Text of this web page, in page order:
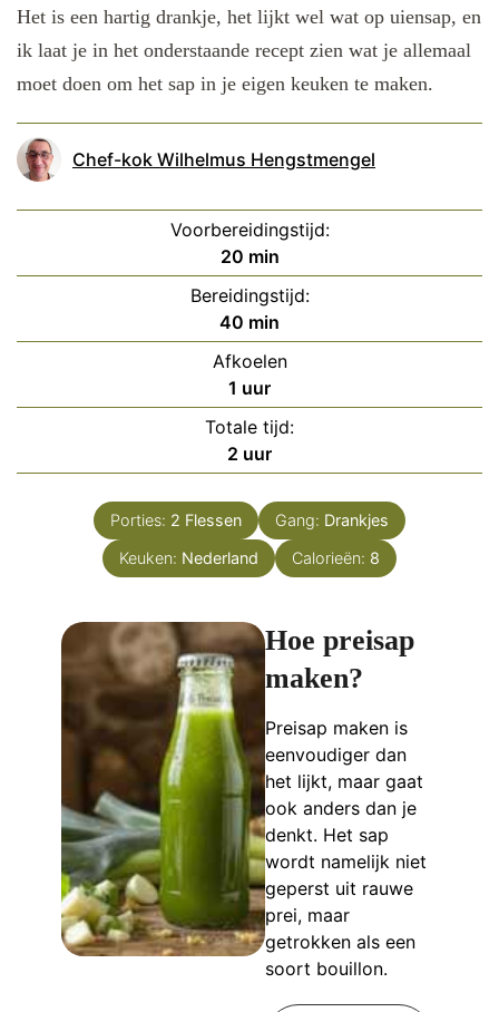
Het is een hartig drankje, het lijkt wel wat op uiensap, en
ik laat je in het onderstaande recept zien wat je allemaal
moet doen om het sap in je eigen keuken te maken.
Chef-kok Wilhelmus Hengstmengel
Voorbereidingstijd:
20minuten
min
Bereidingstijd:
40 minuten
min
Afkoelen
1 uur
uur
Totale tijd:
2 uur
uur
Porties: 2 Flessen Gang: Drankjes
Keuken: Nederland Calorieën: 8
Hoe preisap
maken?
Preisap maken is
eenvoudiger dan
het lijkt, maar gaat
ook anders dan je
denkt. Het sap
wordt namelijk niet
geperst uit rauwe
prei, maar
getrokken als een
soort bouillon.